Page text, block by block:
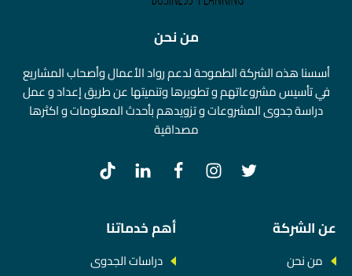
من نحن
أسسنا هذه الشركة الطموحة لدعم رواد الأعمال وأصحاب المشاريع
في تأسيس مشروعاتهم و تطويرها وتنميتها عن طريق إعداد و عمل
دراسة جدوى المشروعات و تزويدهم بأحدث المعلومات و اكثرها
مصداقية
عن الشركة
من نحن
أهم خدماتنا
دراسات الجدوى